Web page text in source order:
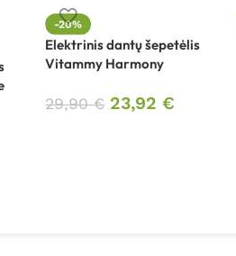
-20%
Elektrinis dantų šepetėlis
Vitammy Harmony
29,90€ 23,92€